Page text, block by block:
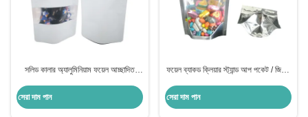
সলিড কালার অ্যালুমিনিয়াম ফয়েল আচ্ছাদিত
সেরা দাম পান
ফয়েল ব্যাকড ক্লিয়ার স্ট্যান্ড আপ পকেট / জিপার
সেরা দাম পান